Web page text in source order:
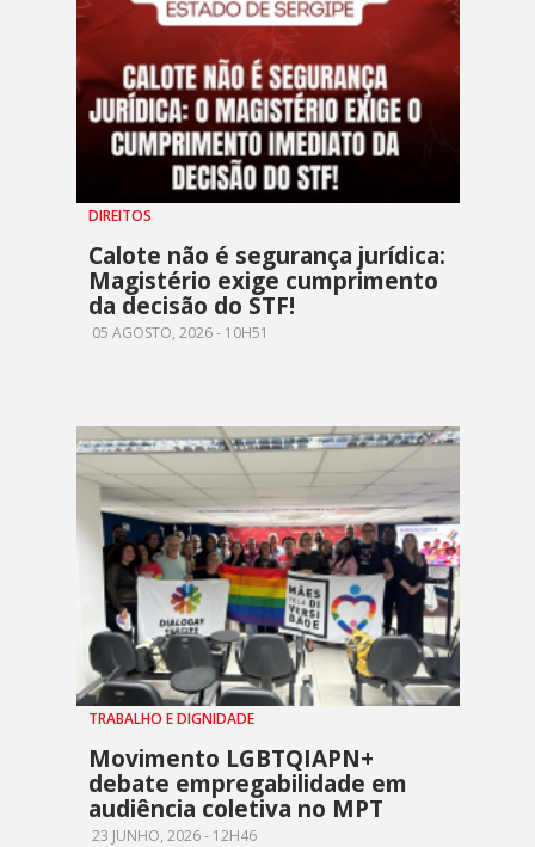
DIREITOS
Calote não é segurança jurídica:
Magistério exige cumprimento
da decisão do STF!
05 AGOSTO, 2026 - 10H51
TRABALHO E DIGNIDADE
Movimento LGBTQIAPN+
debate empregabilidade em
audiência coletiva no MPT
23 JUNHO, 2026 - 12H46